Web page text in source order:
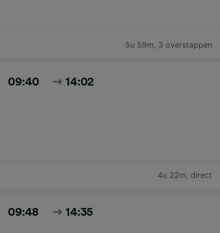
5u 59m, 3 overstappen
09:40 14:02
4u 22m, direct
09:48 14:35